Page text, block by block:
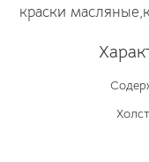
краски